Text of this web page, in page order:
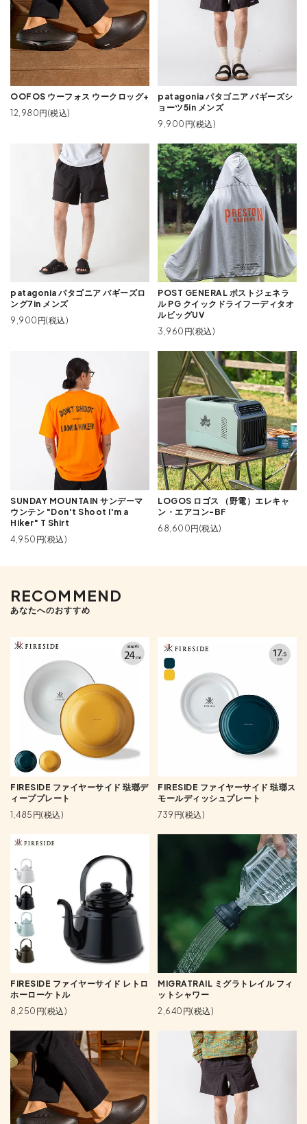
OOFOS ウーフォス ウークロッグ+
12,980円(税込)
patagonia パタゴニア バギーズシ
ョーツ5in メンズ
9,900円(税込)
patagonia パタゴニア バギーズロ
ング7in メンズ
9,900円(税込)
POST GENERAL ポストジェネラ
ル PG クイックドライフーディタオ
ルビッグUV
3,960円(税込)
SUNDAY MOUNTAIN サンデーマ
ウンテン "Don't Shoot I'm a
Hiker" T Shirt
4,950円(税込)
LOGOS ロゴス （野電）エレキャ
ン・エアコン-BF
68,600円(税込)
RECOMMEND
あなたへのおすすめ
FIRESIDE ファイヤーサイド 琺瑯デ
ィーププレート
1,485円(税込)
FIRESIDE ファイヤーサイド 琺瑯ス
モールディッシュプレート
739円(税込)
FIRESIDE ファイヤーサイド レトロ
ホーローケトル
8,250円(税込)
MIGRATRAIL ミグラトレイル フィ
ットシャワー
2,640円(税込)